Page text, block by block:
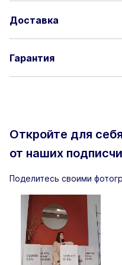
Доставка
Гарантия
Откройте для
от наших
Поделитесь своими